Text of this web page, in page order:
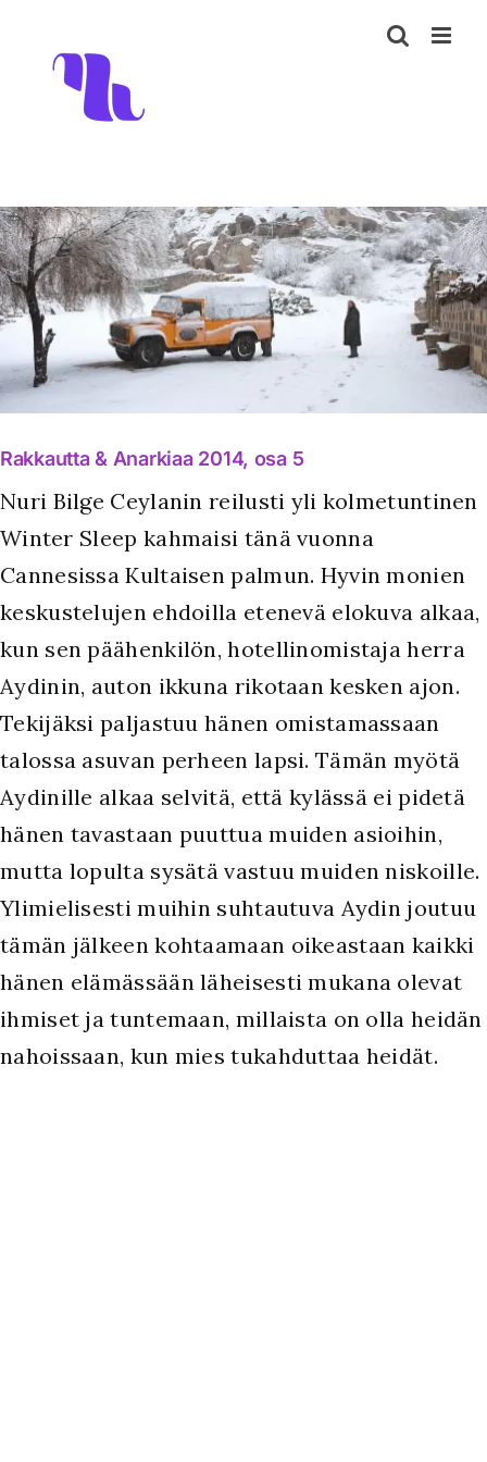
content
Rakkautta & Anarkiaa 2014, osa 5
Nuri Bilge Ceylanin reilusti yli kolmetuntinen
Winter Sleep kahmaisi tänä vuonna
Cannesissa Kultaisen palmun. Hyvin monien
keskustelujen ehdoilla etenevä elokuva alkaa,
kun sen päähenkilön, hotellinomistaja herra
Aydinin, auton ikkuna rikotaan kesken ajon.
Tekijäksi paljastuu hänen omistamassaan
talossa asuvan perheen lapsi. Tämän myötä
Aydinille alkaa selvitä, että kylässä ei pidetä
hänen tavastaan puuttua muiden asioihin,
mutta lopulta sysätä vastuu muiden niskoille.
Ylimielisesti muihin suhtautuva Aydin joutuu
tämän jälkeen kohtaamaan oikeastaan kaikki
hänen elämässään läheisesti mukana olevat
ihmiset ja tuntemaan, millaista on olla heidän
nahoissaan, kun mies tukahduttaa heidät.